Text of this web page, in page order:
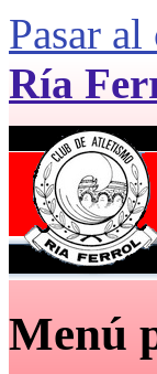
Pasar
Ría
Menú